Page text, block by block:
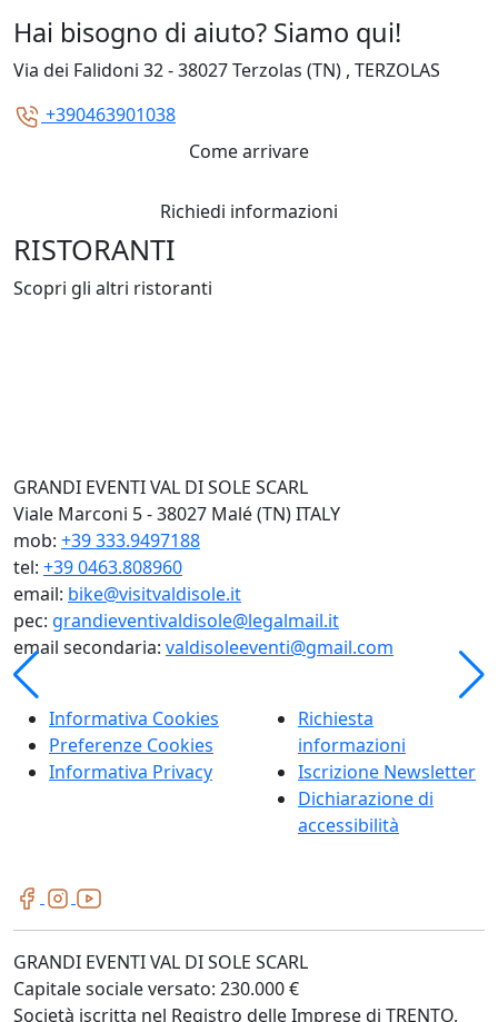
Hai bisogno di aiuto? Siamo qui!
Via dei Falidoni 32 - 38027 Terzolas (TN) , TERZOLAS
+390463901038
Come arrivare
Richiedi informazioni
RISTORANTI
Scopri gli altri ristoranti
GRANDI EVENTI VAL DI SOLE SCARL
Viale Marconi 5 - 38027 Malé (TN) ITALY
mob: +39 333.9497188
tel: +39 0463.808960
email: bike@visitvaldisole.it
pec: grandieventivaldisole@legalmail.it
email secondaria: valdisoleeventi@gmail.com
Informativa Cookies
Preferenze Cookies
Informativa Privacy
Richiesta
informazioni
Iscrizione Newsletter
Dichiarazione di
accessibilità
GRANDI EVENTI VAL DI SOLE SCARL
Capitale sociale versato: 230.000 €
Società iscritta nel Registro delle Imprese di TRENTO,